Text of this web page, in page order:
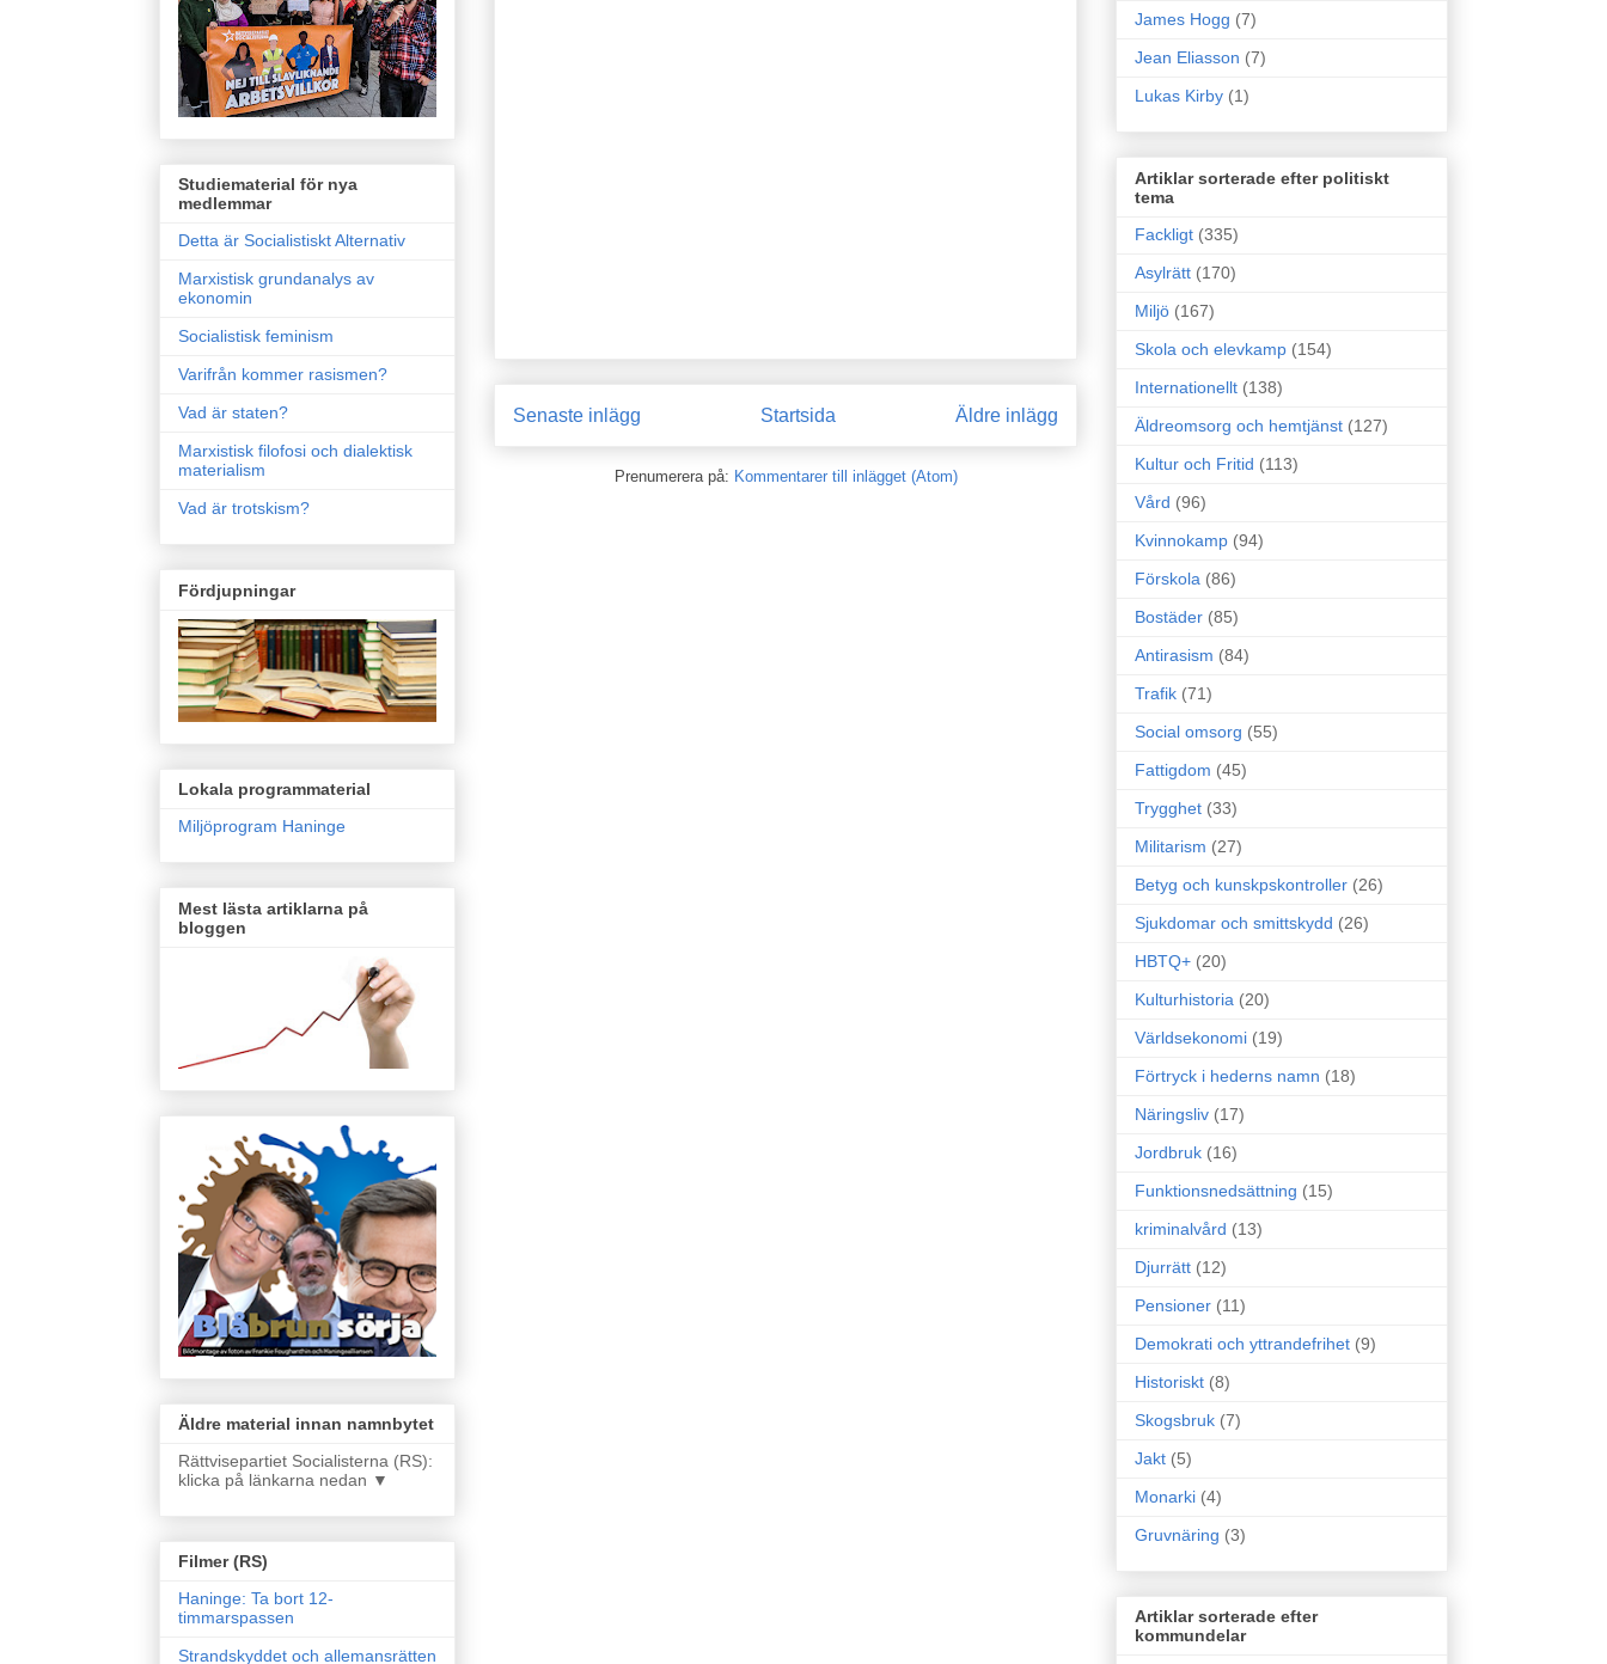
Senaste inlägg Äldre inlägg
Startsida
Prenumerera på: Kommentarer till inlägget (Atom)
Studiematerial för nya
medlemmar
Detta är Socialistiskt Alternativ
Marxistisk grundanalys av
ekonomin
Socialistisk feminism
Varifrån kommer rasismen?
Vad är staten?
Marxistisk filofosi och dialektisk
materialism
Vad är trotskism?
Fördjupningar
Lokala programmaterial
Miljöprogram Haninge
Mest lästa artiklarna på
bloggen
Äldre material innan namnbytet
Rättvisepartiet Socialisterna (RS):
klicka på länkarna nedan ▼
Filmer (RS)
Haninge: Ta bort 12-
timmarspassen
Strandskyddet och allemansrätten
James Hogg (7)
Jean Eliasson (7)
Lukas Kirby (1)
Artiklar sorterade efter politiskt
tema
Fackligt (335)
Asylrätt (170)
Miljö (167)
Skola och elevkamp (154)
Internationellt (138)
Äldreomsorg och hemtjänst (127)
Kultur och Fritid (113)
Vård (96)
Kvinnokamp (94)
Förskola (86)
Bostäder (85)
Antirasism (84)
Trafik (71)
Social omsorg (55)
Fattigdom (45)
Trygghet (33)
Militarism (27)
Betyg och kunskpskontroller (26)
Sjukdomar och smittskydd (26)
HBTQ+ (20)
Kulturhistoria (20)
Världsekonomi (19)
Förtryck i hederns namn (18)
Näringsliv (17)
Jordbruk (16)
Funktionsnedsättning (15)
kriminalvård (13)
Djurrätt (12)
Pensioner (11)
Demokrati och yttrandefrihet (9)
Historiskt (8)
Skogsbruk (7)
Jakt (5)
Monarki (4)
Gruvnäring (3)
Artiklar sorterade efter
kommundelar